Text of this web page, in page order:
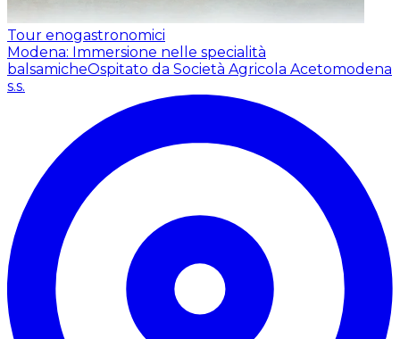
Tour enogastronomici
Modena: Immersione nelle specialità
balsamicheOspitato da Società Agricola Acetomodena
s.s.